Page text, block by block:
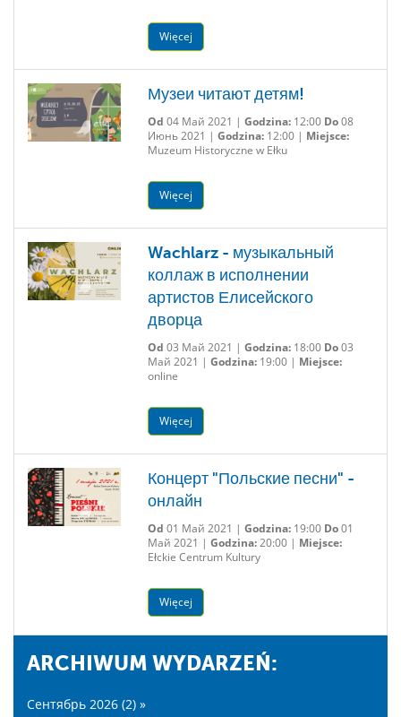
Więcej
Музеи читают детям!
Od 04 Май 2021 | Godzina:12:00 Do08
Июнь 2021 | Godzina:12:00 | Miejsce:
Muzeum Historyczne w Ełku
Więcej
Wachlarz - музыкальный
коллаж в исполнении
артистов Елисейского
дворца
Od 03 Май 2021 | Godzina:18:00 Do03
Май 2021 | Godzina:19:00 | Miejsce:
online
Więcej
Концерт "Польские песни" -
онлайн
Od 01 Май 2021 | Godzina:19:00 Do01
Май 2021 | Godzina:20:00 | Miejsce:
Ełckie Centrum Kultury
Więcej
ARCHIWUM WYDARZEŃ:
Сентябрь 2026 (2) »